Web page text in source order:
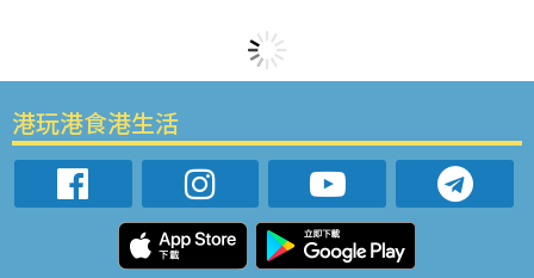
港玩港食港生活